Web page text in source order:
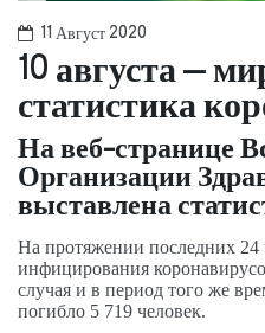
11 Август 2020
10 августа –
статистика
На веб-странице
Организации
выставлена
На протяжении последних 24
инфицирования
случая и в период того же
погибло 5 719 человек.